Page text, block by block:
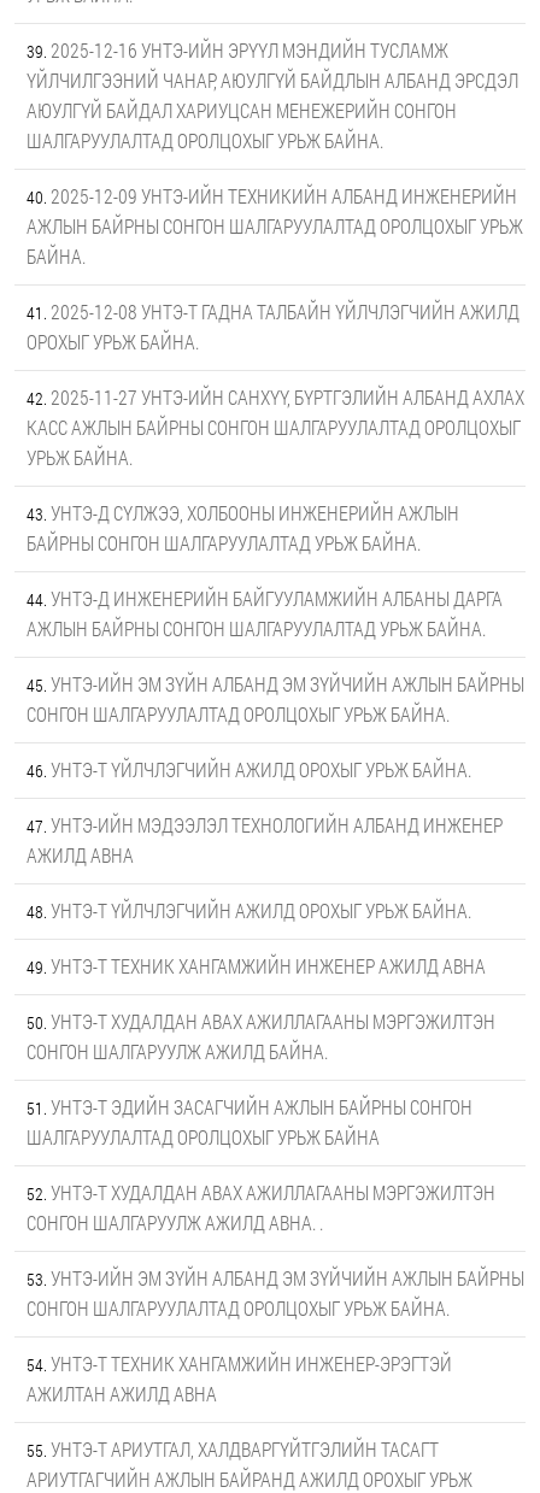
2025-12-16 УНТЭ-ИЙН ЭРҮҮЛ МЭНДИЙН ТУСЛАМЖ
ҮЙЛЧИЛГЭЭНИЙ ЧАНАР, АЮУЛГҮЙ БАЙДЛЫН АЛБАНД ЭРСДЭЛ
АЮУЛГҮЙ БАЙДАЛ ХАРИУЦСАН МЕНЕЖЕРИЙН СОНГОН
ШАЛГАРУУЛАЛТАД ОРОЛЦОХЫГ УРЬЖ БАЙНА.
2025-12-09 УНТЭ-ИЙН ТЕХНИКИЙН АЛБАНД ИНЖЕНЕРИЙН
АЖЛЫН БАЙРНЫ СОНГОН ШАЛГАРУУЛАЛТАД ОРОЛЦОХЫГ УРЬЖ
БАЙНА.
2025-12-08 УНТЭ-Т ГАДНА ТАЛБАЙН ҮЙЛЧЛЭГЧИЙН АЖИЛД
ОРОХЫГ УРЬЖ БАЙНА.
2025-11-27 УНТЭ-ИЙН САНХҮҮ, БҮРТГЭЛИЙН АЛБАНД АХЛАХ
КАСС АЖЛЫН БАЙРНЫ СОНГОН ШАЛГАРУУЛАЛТАД ОРОЛЦОХЫГ
УРЬЖ БАЙНА.
УНТЭ-Д СҮЛЖЭЭ, ХОЛБООНЫ ИНЖЕНЕРИЙН АЖЛЫН
БАЙРНЫ СОНГОН ШАЛГАРУУЛАЛТАД УРЬЖ БАЙНА.
УНТЭ-Д ИНЖЕНЕРИЙН БАЙГУУЛАМЖИЙН АЛБАНЫ ДАРГА
АЖЛЫН БАЙРНЫ СОНГОН ШАЛГАРУУЛАЛТАД УРЬЖ БАЙНА.
УНТЭ-ИЙН ЭМ ЗҮЙН АЛБАНД ЭМ ЗҮЙЧИЙН АЖЛЫН БАЙРНЫ
СОНГОН ШАЛГАРУУЛАЛТАД ОРОЛЦОХЫГ УРЬЖ БАЙНА.
УНТЭ-Т ҮЙЛЧЛЭГЧИЙН АЖИЛД ОРОХЫГ УРЬЖ БАЙНА.
УНТЭ-ИЙН МЭДЭЭЛЭЛ ТЕХНОЛОГИЙН АЛБАНД ИНЖЕНЕР
АЖИЛД АВНА
УНТЭ-Т ҮЙЛЧЛЭГЧИЙН АЖИЛД ОРОХЫГ УРЬЖ БАЙНА.
УНТЭ-Т ТЕХНИК ХАНГАМЖИЙН ИНЖЕНЕР АЖИЛД АВНА
УНТЭ-Т ХУДАЛДАН АВАХ АЖИЛЛАГААНЫ МЭРГЭЖИЛТЭН
СОНГОН ШАЛГАРУУЛЖ АЖИЛД БАЙНА.
УНТЭ-Т ЭДИЙН ЗАСАГЧИЙН АЖЛЫН БАЙРНЫ СОНГОН
ШАЛГАРУУЛАЛТАД ОРОЛЦОХЫГ УРЬЖ БАЙНА
УНТЭ-Т ХУДАЛДАН АВАХ АЖИЛЛАГААНЫ МЭРГЭЖИЛТЭН
СОНГОН ШАЛГАРУУЛЖ АЖИЛД АВНА. .
УНТЭ-ИЙН ЭМ ЗҮЙН АЛБАНД ЭМ ЗҮЙЧИЙН АЖЛЫН БАЙРНЫ
СОНГОН ШАЛГАРУУЛАЛТАД ОРОЛЦОХЫГ УРЬЖ БАЙНА.
УНТЭ-Т ТЕХНИК ХАНГАМЖИЙН ИНЖЕНЕР-ЭРЭГТЭЙ
АЖИЛТАН АЖИЛД АВНА
УНТЭ-Т АРИУТГАЛ, ХАЛДВАРГҮЙТГЭЛИЙН ТАСАГТ
АРИУТГАГЧИЙН АЖЛЫН БАЙРАНД АЖИЛД ОРОХЫГ УРЬЖ